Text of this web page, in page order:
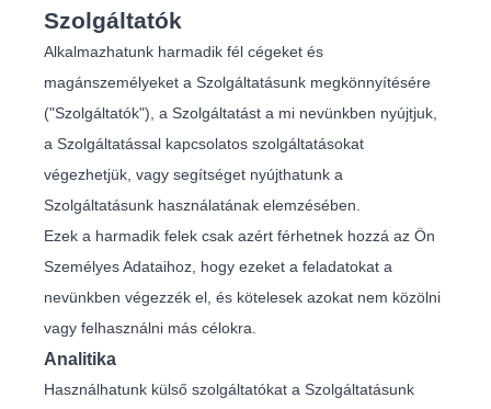
Szolgáltatók
Alkalmazhatunk harmadik fél cégeket és
magánszemélyeket a Szolgáltatásunk megkönnyítésére
("Szolgáltatók"), a Szolgáltatást a mi nevünkben nyújtjuk,
a Szolgáltatással kapcsolatos szolgáltatásokat
végezhetjük, vagy segítséget nyújthatunk a
Szolgáltatásunk használatának elemzésében.
Ezek a harmadik felek csak azért férhetnek hozzá az Ön
Személyes Adataihoz, hogy ezeket a feladatokat a
nevünkben végezzék el, és kötelesek azokat nem közölni
vagy felhasználni más célokra.
Analitika
Használhatunk külső szolgáltatókat a Szolgáltatásunk